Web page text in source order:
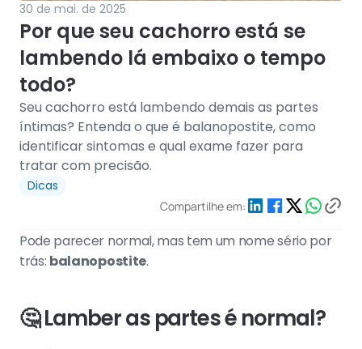
30 de mai. de 2025
Por que seu cachorro está se
lambendo lá embaixo o tempo
todo?
Seu cachorro está lambendo demais as partes
íntimas? Entenda o que é balanopostite, como
identificar sintomas e qual exame fazer para
tratar com precisão.
Dicas
Compartilhe em:
Pode parecer normal, mas tem um nome sério por
trás: balanopostite.
🤔 Lamber as partes é normal?